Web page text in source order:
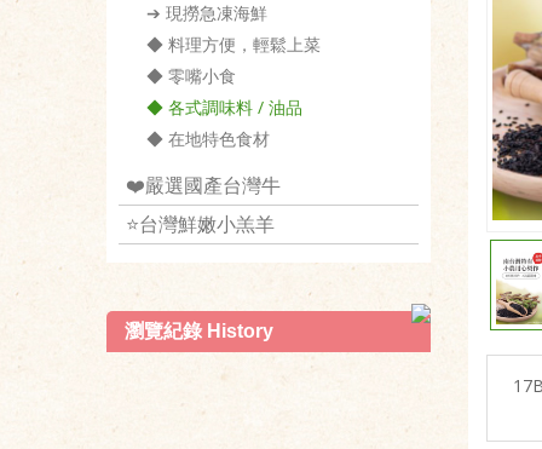
➔ 現撈急凍海鮮
◆ 料理方便，輕鬆上菜
◆ 零嘴小食
◆ 各式調味料 / 油品
◆ 在地特色食材
❤️嚴選國產台灣牛
⭐️台灣鮮嫩小羔羊
瀏覽紀錄 History